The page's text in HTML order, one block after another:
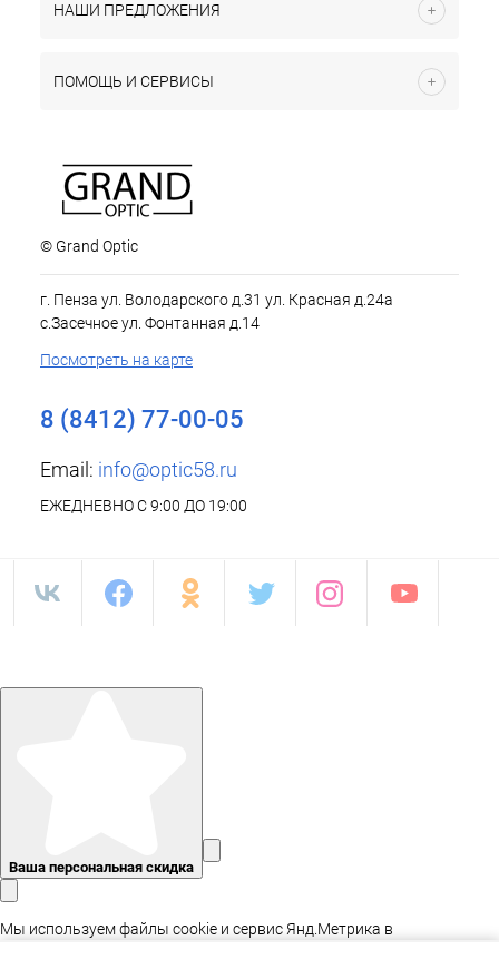
НАШИ ПРЕДЛОЖЕНИЯ
ПОМОЩЬ И СЕРВИСЫ
© Grand Optic
г. Пенза ул. Володарского д.31 ул. Красная д.24а
с.Засечное ул. Фонтанная д.14
Посмотреть на карте
8 (8412) 77-00-05
Email: info@optic58.ru
ЕЖЕДНЕВНО С 9:00 ДО 19:00
Ваша персональная скидка
Мы используем файлы cookie и сервис Янд.Метрика в